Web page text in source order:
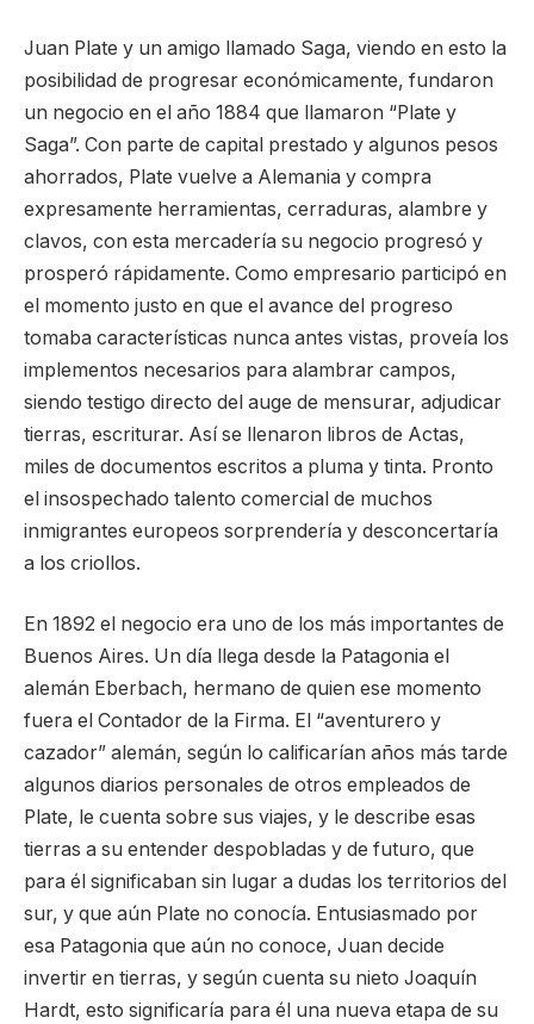
Juan Plate y un amigo llamado Saga, viendo en esto la
posibilidad de progresar económicamente, fundaron
un negocio en el año 1884 que llamaron “Plate y
Saga”. Con parte de capital prestado y algunos pesos
ahorrados, Plate vuelve a Alemania y compra
expresamente herramientas, cerraduras, alambre y
clavos, con esta mercadería su negocio progresó y
prosperó rápidamente. Como empresario participó en
el momento justo en que el avance del progreso
tomaba características nunca antes vistas, proveía los
implementos necesarios para alambrar campos,
siendo testigo directo del auge de mensurar, adjudicar
tierras, escriturar. Así se llenaron libros de Actas,
miles de documentos escritos a pluma y tinta. Pronto
el insospechado talento comercial de muchos
inmigrantes europeos sorprendería y desconcertaría
a los criollos.
En 1892 el negocio era uno de los más importantes de
Buenos Aires. Un día llega desde la Patagonia el
alemán Eberbach, hermano de quien ese momento
fuera el Contador de la Firma. El “aventurero y
cazador” alemán, según lo calificarían años más tarde
algunos diarios personales de otros empleados de
Plate, le cuenta sobre sus viajes, y le describe esas
tierras a su entender despobladas y de futuro, que
para él significaban sin lugar a dudas los territorios del
sur, y que aún Plate no conocía. Entusiasmado por
esa Patagonia que aún no conoce, Juan decide
invertir en tierras, y según cuenta su nieto Joaquín
Hardt, esto significaría para él una nueva etapa de su